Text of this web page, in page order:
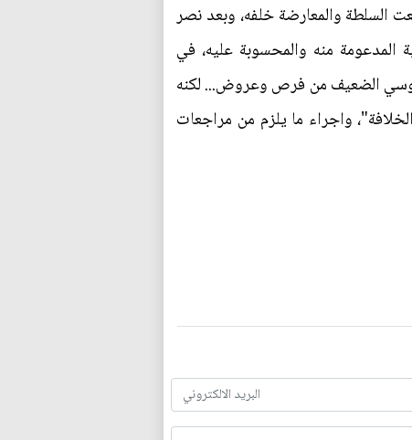
السلطة والمعارضة خلفه، وبعد نصر
المدعومة منه والمحسوبة عليه، في
الضعيف من فرص وعروض... لكنه
واجراء ما يلزم من مراجعات